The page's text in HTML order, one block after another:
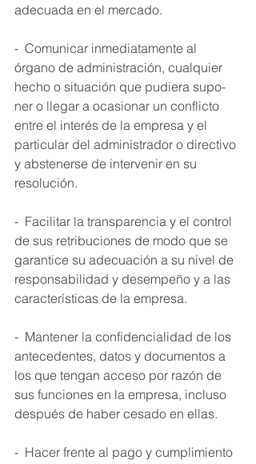
adecuada en el mercado.
-  Comunicar inmediatamente al
órgano de administración, cualquier
hecho o situación que pudiera supo-
ner o llegar a ocasionar un conflicto
entre el interés de la empresa y el
particular del administrador o directivo
y abstenerse de intervenir en su
resolución.
-  Facilitar la transparencia y el control
de sus retribuciones de modo que se
garantice su adecuación a su nivel de
responsabilidad y desempeño y a las
características de la empresa.
-  Mantener la confidencialidad de los
antecedentes, datos y documentos a
los que tengan acceso por razón de
sus funciones en la empresa, incluso
después de haber cesado en ellas.
-  Hacer frente al pago y cumplimiento